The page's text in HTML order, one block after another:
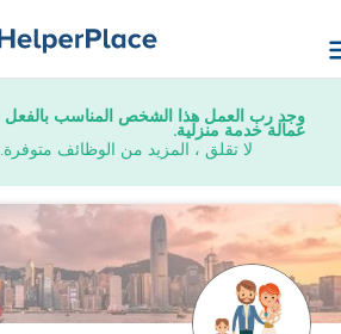
وجد رب العمل هذا الشخص المناسب بالفعل
عمالة خدمة منزلية.
لا تقلق ، المزيد من الوظائف متوفرة.